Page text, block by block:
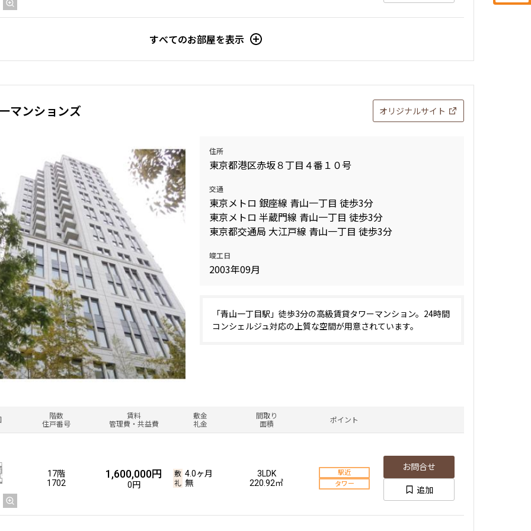
すべてのお部屋を表示
マンションズ オリジナルサイト
住所
東京都港区赤坂８丁目４番１０号
交通
東京メトロ 銀座線 青山一丁目 徒歩3分
東京メトロ 半蔵門線 青山一丁目 徒歩3分
東京都交通局 大江戸線 青山一丁目 徒歩3分
竣工日
2003年09月
「青山一丁目駅」徒歩3分の高級賃貸タワーマンション。24時間
コンシェルジュ対応の上質な空間が用意されています。
階数
住戸番号
賃料
管理費・共益費
敷金
礼金
間取り
面積
ポイント
17階
1702
1,600,000円
0円
4.0ヶ月
無
3LDK
220.92㎡
駅近
タワー
お問合せ
追加